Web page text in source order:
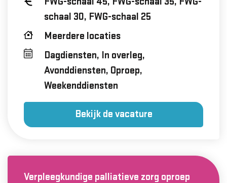
schaal 30, FWG-schaal 25
Meerdere locaties
Dagdiensten, In overleg,
Avonddiensten, Oproep,
Weekenddiensten
Bekijk de vacature
Verpleegkundige palliatieve zorg oproep